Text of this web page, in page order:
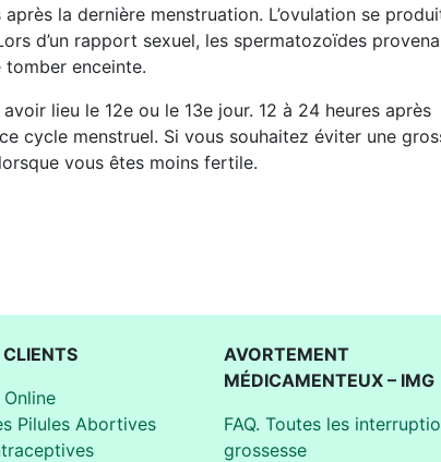
la dernière menstruation. L’ovulation se
d’un rapport sexuel, les spermatozoïdes
tomber enceinte.
lieu le 12e ou le 13e jour. 12 à 24 heures après
cycle menstruel. Si vous souhaitez éviter une
vous êtes moins fertile.
CLIENTS
Pilules Abortives
AVORTEMENT
MÉDICAMENTEUX – IMG
FAQ. Toutes les
grossesse